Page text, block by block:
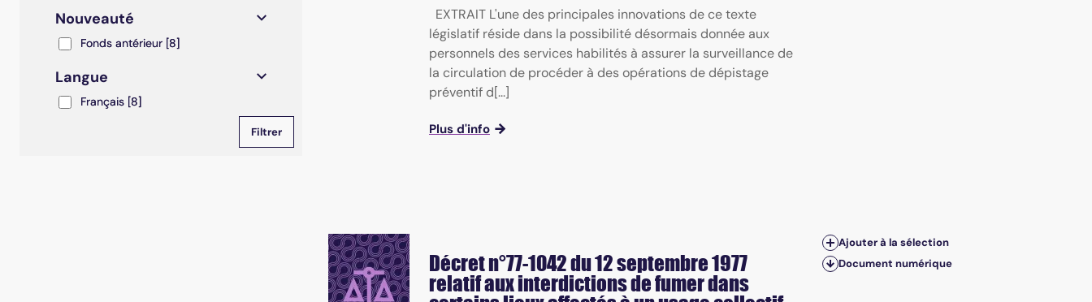
Nouveauté
Fonds antérieur
Fonds antérieur [8]
Langue
Français
Français [8]
EXTRAIT L'une des principales innovations de ce texte
législatif réside dans la possibilité désormais donnée aux
personnels des services habilités à assurer la surveillance de
la circulation de procéder à des opérations de dépistage
préventif d[...]
Plus d'info
Décret n°77-1042 du 12 septembre 1977
relatif aux interdictions de fumer dans
Ajouter à la sélection
Document numérique